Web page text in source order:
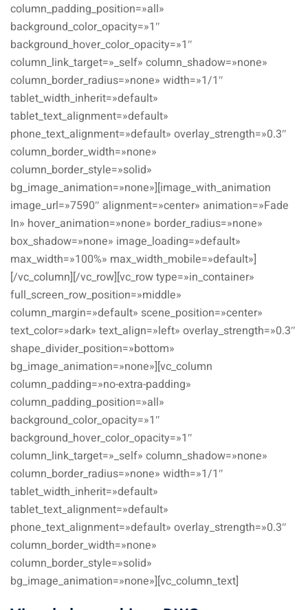
column_padding_position=»all»
background_color_opacity=»1″
background_hover_color_opacity=»1″
column_link_target=»_self» column_shadow=»none»
column_border_radius=»none» width=»1/1″
tablet_width_inherit=»default»
tablet_text_alignment=»default»
phone_text_alignment=»default» overlay_strength=»0.3″
column_border_width=»none»
column_border_style=»solid»
bg_image_animation=»none»][image_with_animation
image_url=»7590″ alignment=»center» animation=»Fade
In» hover_animation=»none» border_radius=»none»
box_shadow=»none» image_loading=»default»
max_width=»100%» max_width_mobile=»default»]
[/vc_column][/vc_row][vc_row type=»in_container»
full_screen_row_position=»middle»
column_margin=»default» scene_position=»center»
text_color=»dark» text_align=»left» overlay_strength=»0.3″
shape_divider_position=»bottom»
bg_image_animation=»none»][vc_column
column_padding=»no-extra-padding»
column_padding_position=»all»
background_color_opacity=»1″
background_hover_color_opacity=»1″
column_link_target=»_self» column_shadow=»none»
column_border_radius=»none» width=»1/1″
tablet_width_inherit=»default»
tablet_text_alignment=»default»
phone_text_alignment=»default» overlay_strength=»0.3″
column_border_width=»none»
column_border_style=»solid»
bg_image_animation=»none»][vc_column_text]